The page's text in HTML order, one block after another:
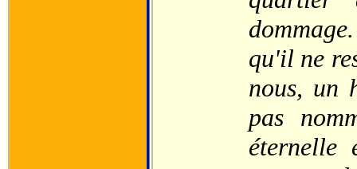
qu'il ne
nous, un
pas
éternelle